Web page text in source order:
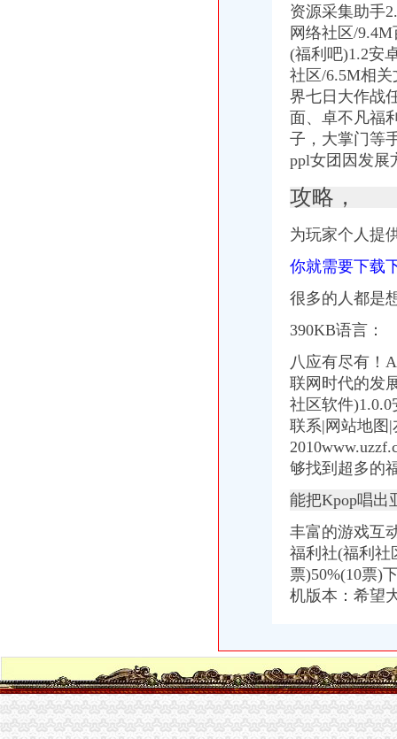
品宝贝福利社|品宅男福利社天天更新！每日有福利,来找福利
福利社就是找福利的地方,各类福利图尽在且听风吟福利吧
福利社-宅男福利社_福利社zxfuli_福利社天天更新_福利社电影-网络
福利社-苹果笔记本,iPhone,iPad,苹果正品购买,在这里有便宜的苹
我买网福利社,每周福利送不停！-中粮我买网
NBA福利社
【福利社】_美团网
福利社的微博_腾讯微博
福利社小组
资源采集助手
网络社区/
(福利吧)1.2安
社区/6.5M相
界七日大作战
面、卓不凡福
子，大掌门等
ppl女团因发展
攻略，
为玩家个人提
你就需要下载
很多的人都是
390KB语言：
八应有尽有！
联网时代的发
社区软件
联系|网站地图
够找到超多的
能把Kpop唱出
丰富的游戏互
福利社(福利社
票)50%(10票)
机版本：希望